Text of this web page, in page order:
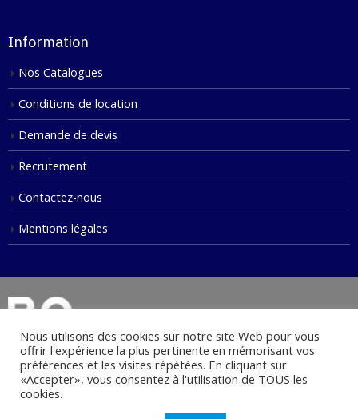
Information
Nos Catalogues
Conditions de location
Demande de devis
Recrutement
Contactez-nous
Mentions légales
© Copyright 2021. Tous droits réservés.
Nous utilisons des cookies sur notre site Web pour vous
offrir l'expérience la plus pertinente en mémorisant vos
préférences et les visites répétées. En cliquant sur
«Accepter», vous consentez à l'utilisation de TOUS les
cookies.